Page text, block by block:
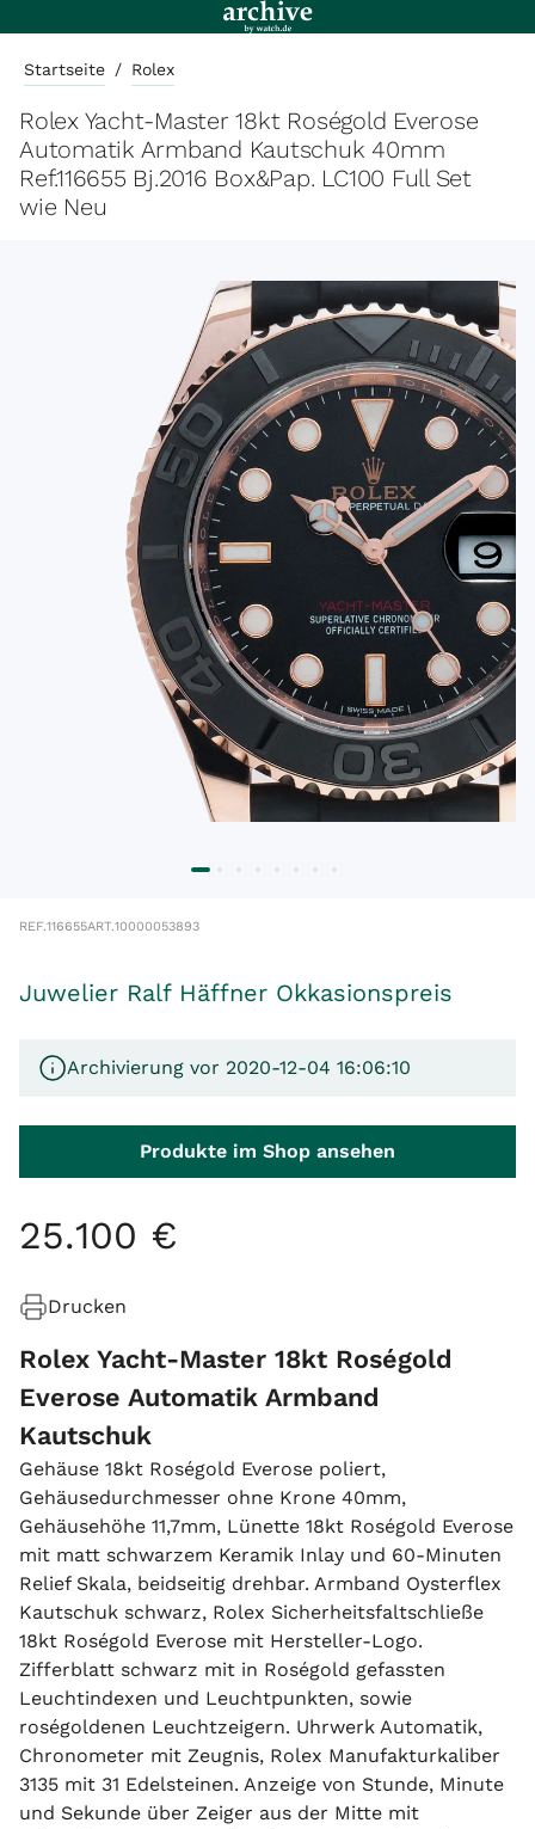
Startseite / Rolex
Rolex Yacht-Master 18kt Roségold Everose
Automatik Armband Kautschuk 40mm
Ref.116655 Bj.2016 Box&Pap. LC100 Full Set
wie Neu
REF.116655ART.10000053893
Juwelier Ralf Häffner Okkasionspreis
Archivierung vor 2020-12-04 16:06:10
Produkte im Shop ansehen
25.100 €
Drucken
Rolex Yacht-Master 18kt Roségold
Everose Automatik Armband
Kautschuk
Gehäuse 18kt Roségold Everose poliert,
Gehäusedurchmesser ohne Krone 40mm,
Gehäusehöhe 11,7mm, Lünette 18kt Roségold Everose
mit matt schwarzem Keramik Inlay und 60-Minuten
Relief Skala, beidseitig drehbar. Armband Oysterflex
Kautschuk schwarz, Rolex Sicherheitsfaltschließe
18kt Roségold Everose mit Hersteller-Logo.
Zifferblatt schwarz mit in Roségold gefassten
Leuchtindexen und Leuchtpunkten, sowie
roségoldenen Leuchtzeigern. Uhrwerk Automatik,
Chronometer mit Zeugnis, Rolex Manufakturkaliber
3135 mit 31 Edelsteinen. Anzeige von Stunde, Minute
und Sekunde über Zeiger aus der Mitte mit